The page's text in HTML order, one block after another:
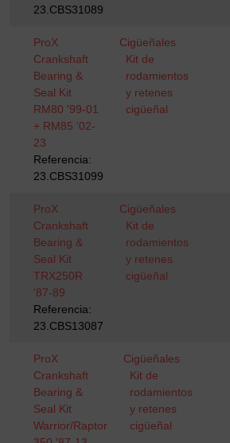
23.CBS31089
ProX
Crankshaft
Bearing &
Seal Kit
RM80 '99-01
+ RM85 '02-
23
Referencia:
23.CBS31099
Cigüeñales
Kit de
rodamientos
y retenes
cigüeñal
ProX
Crankshaft
Bearing &
Seal Kit
TRX250R
'87-89
Referencia:
23.CBS13087
Cigüeñales
Kit de
rodamientos
y retenes
cigüeñal
ProX
Crankshaft
Bearing &
Seal Kit
Warrior/Raptor
Cigüeñales
Kit de
rodamientos
y retenes
cigüeñal